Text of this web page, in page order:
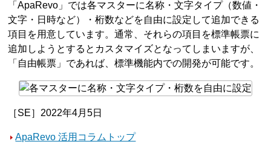
「ApaRevo」では各マスターに名称・文字タイプ（数値・
文字・日時など）・桁数などを自由に設定して追加できる
項目を用意しています。通常、それらの項目を標準帳票に
追加しようとするとカスタマイズとなってしまいますが、
「自由帳票」であれば、標準機能内での開発が可能です。
［SE］2022年4月5日
ApaRevo 活用コラムトップ